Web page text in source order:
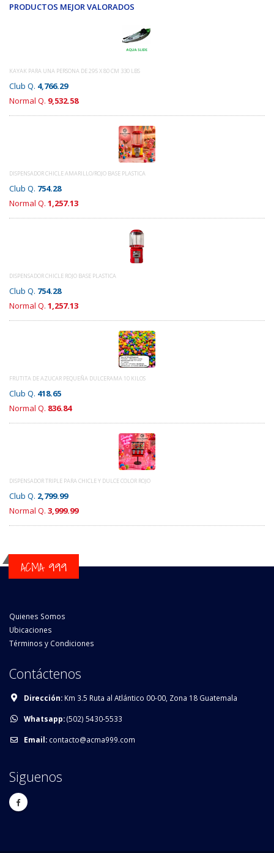
PRODUCTOS MEJOR VALORADOS
KAYAK PARA UNA PERSONA DE 295 X 80 CM 330 LBS
Club Q. 4,766.29
Normal Q. 9,532.58
DISPENSADOR CHICLE AMARILLO/ROJO BASE PLASTICA
Club Q. 754.28
Normal Q. 1,257.13
DISPENSADOR CHICLE ROJO BASE PLASTICA
Club Q. 754.28
Normal Q. 1,257.13
FRUTITA DE AZUCAR PEQUEÑA DULCERAMA 10 KILOS
Club Q. 418.65
Normal Q. 836.84
DISPENSADOR TRIPLE PARA CHICLE Y DULCE COLOR ROJO
Club Q. 2,799.99
Normal Q. 3,999.99
ACMA 999
Quienes Somos
Ubicaciones
Términos y Condiciones
Contáctenos
Dirección: Km 3.5 Ruta al Atlántico 00-00, Zona 18 Guatemala
Whatsapp:(502) 5430-5533
Email: contacto@acma999.com
Siguenos